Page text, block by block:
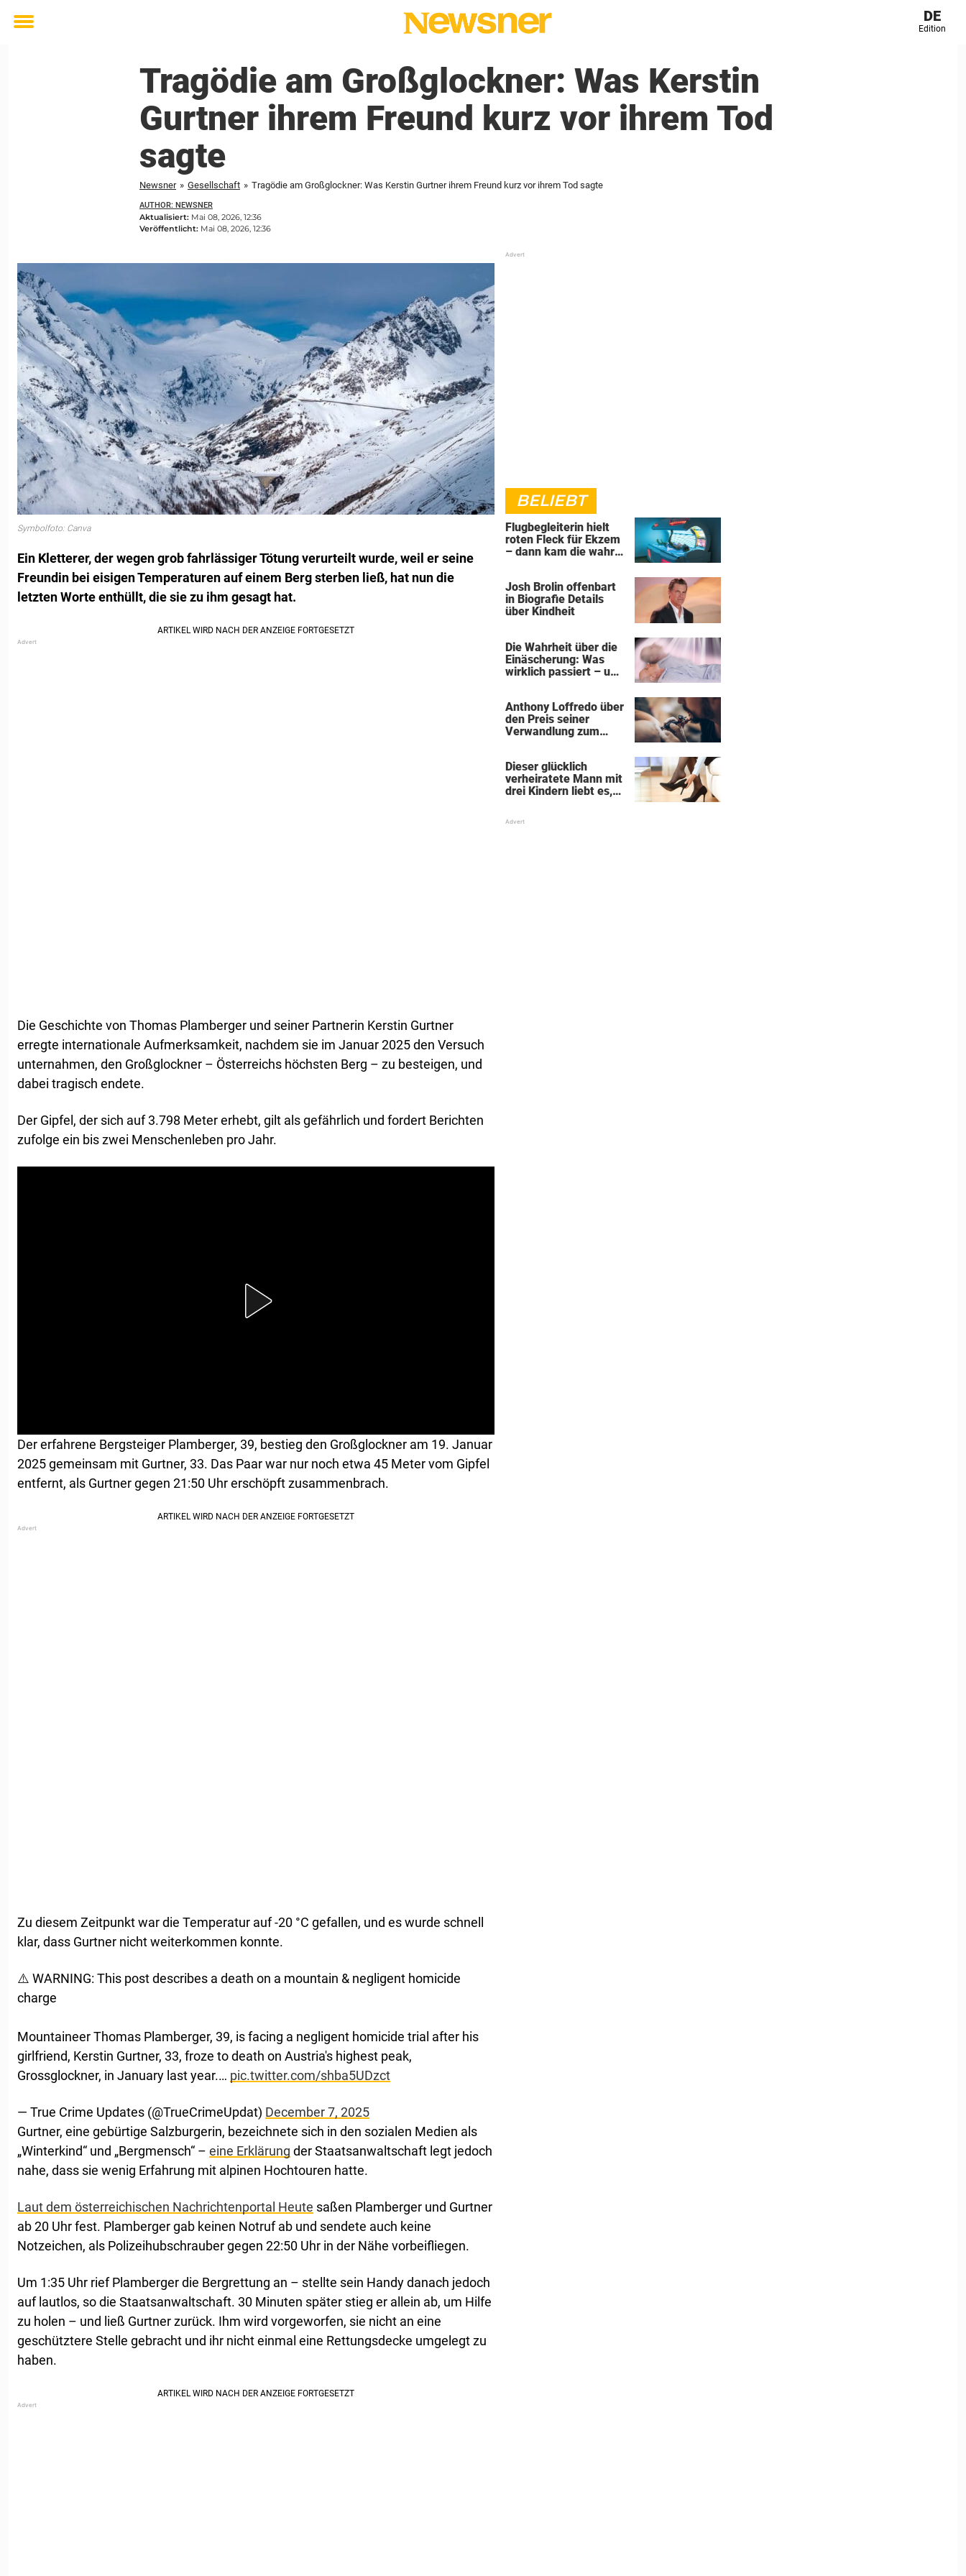
Toggle
DE
Edition
Tragödie am Großglockner: Was Kerstin
Gurtner ihrem Freund kurz vor ihrem Tod
sagte
Newsner » Gesellschaft » Tragödie am Großglockner: Was Kerstin Gurtner ihrem Freund kurz vor ihrem Tod sagte
AUTHOR: NEWSNER
Aktualisiert: Mai 08, 2026, 12:36
Veröffentlicht: Mai 08, 2026, 12:36
Symbolfoto: Canva
Ein Kletterer, der wegen grob fahrlässiger Tötung verurteilt wurde, weil er seine
Freundin bei eisigen Temperaturen auf einem Berg sterben ließ, hat nun die
letzten Worte enthüllt, die sie zu ihm gesagt hat.
Die Geschichte von Thomas Plamberger und seiner Partnerin Kerstin Gurtner
erregte internationale Aufmerksamkeit, nachdem sie im Januar 2025 den Versuch
unternahmen, den Großglockner – Österreichs höchsten Berg – zu besteigen, und
dabei tragisch endete.
Der Gipfel, der sich auf 3.798 Meter erhebt, gilt als gefährlich und fordert Berichten
zufolge ein bis zwei Menschenleben pro Jahr.
Der erfahrene Bergsteiger Plamberger, 39, bestieg den Großglockner am 19. Januar
2025 gemeinsam mit Gurtner, 33. Das Paar war nur noch etwa 45 Meter vom Gipfel
entfernt, als Gurtner gegen 21:50 Uhr erschöpft zusammenbrach.
Zu diesem Zeitpunkt war die Temperatur auf -20 °C gefallen, und es wurde schnell
klar, dass Gurtner nicht weiterkommen konnte.
⚠️ WARNING: This post describes a death on a mountain & negligent homicide
charge
Mountaineer Thomas Plamberger, 39, is facing a negligent homicide trial after his
girlfriend, Kerstin Gurtner, 33, froze to death on Austria's highest peak,
Grossglockner, in January last year.… pic.twitter.com/shba5UDzct
— True Crime Updates (@TrueCrimeUpdat) December 7, 2025
Gurtner, eine gebürtige Salzburgerin, bezeichnete sich in den sozialen Medien als
„Winterkind“ und „Bergmensch“ – eine Erklärung der Staatsanwaltschaft legt jedoch
nahe, dass sie wenig Erfahrung mit alpinen Hochtouren hatte.
Laut dem österreichischen Nachrichtenportal Heute saßen Plamberger und Gurtner
ab 20 Uhr fest. Plamberger gab keinen Notruf ab und sendete auch keine
Notzeichen, als Polizeihubschrauber gegen 22:50 Uhr in der Nähe vorbeifliegen.
Um 1:35 Uhr rief Plamberger die Bergrettung an – stellte sein Handy danach jedoch
auf lautlos, so die Staatsanwaltschaft. 30 Minuten später stieg er allein ab, um Hilfe
zu holen – und ließ Gurtner zurück. Ihm wird vorgeworfen, sie nicht an eine
geschütztere Stelle gebracht und ihr nicht einmal eine Rettungsdecke umgelegt zu
haben.
BELIEBT
Flugbegleiterin hielt
roten Fleck für Ekzem
– dann kam die wahre
Josh Brolin offenbart
in Biografie Details
über Kindheit
Die Wahrheit über die
Einäscherung: Was
wirklich passiert – und
Anthony Loffredo über
den Preis seiner
Verwandlung zum
Dieser glücklich
verheiratete Mann mit
drei Kindern liebt es,